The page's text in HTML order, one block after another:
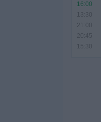
16:00
13:30
21:00
20:45
15:30